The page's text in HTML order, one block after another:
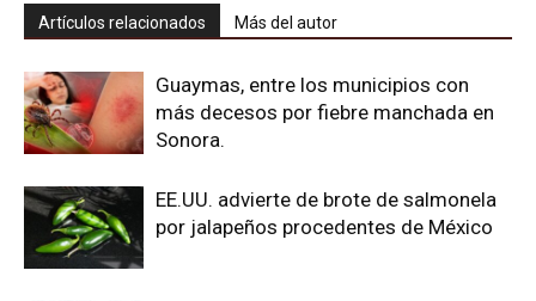
Artículos relacionados Más del autor
Guaymas, entre los municipios con
más decesos por fiebre manchada en
Sonora.
EE.UU. advierte de brote de salmonela
por jalapeños procedentes de México